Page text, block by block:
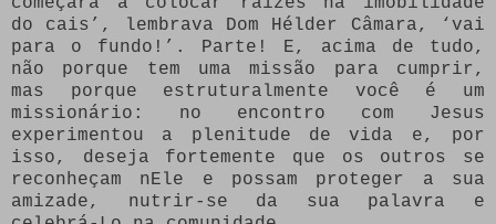
do cais’, lembrava Dom Hélder Câmara, ‘vai
para o fundo!’. Parte! E, acima de tudo,
não porque tem uma missão para cumprir,
mas porque estruturalmente você é um
missionário: no encontro com Jesus
experimentou a plenitude de vida e, por
isso, deseja fortemente que os outros se
reconheçam nEle e possam proteger a sua
amizade, nutrir-se da sua palavra e